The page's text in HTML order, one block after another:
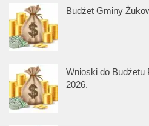
Budżet Gminy
Wnioski do Budżetu
2026.